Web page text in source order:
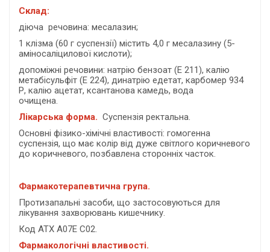
Склад:
діюча речовина: месалазин;
1 клізма (60 г суспензії) містить 4,0 г месалазину (5-
аміносаліцилової кислоти);
допоміжні речовини: натрію бензоат (Е 211), калію
метабісульфіт (Е 224), динатрію едетат, карбомер 934
Р, калію ацетат, ксантанова камедь, вода
очищена.
Лікарська форма. Суспензія ректальна.
Основні фізико-хімічні властивості: гомогенна
суспензія, що має колір від дуже світлого коричневого
до коричневого, позбавлена сторонніх часток.
Фармакотерапевтична група.
Протизапальні засоби, що застосовуються для
лікування захворювань кишечнику.
Код АТХ А07Е С02.
Фармакологічні властивості.